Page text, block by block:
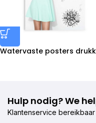
Watervaste posters
Hulp nodig? We
Klantenservice bereikbaar